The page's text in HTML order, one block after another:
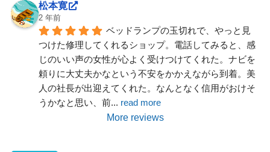
松本寛
2 年前
ベッドランプの玉切れで、やっと見
つけた修理してくれるショップ。電話してみると、感
じのいい声の女性が心よく受けつけてくれた。ナビを
頼りに大丈夫かなという不安をかかえながら到着。美
人の社長が出迎えてくれた。なんとなく信用がおけそ
うかなと思い、前... read more
More reviews